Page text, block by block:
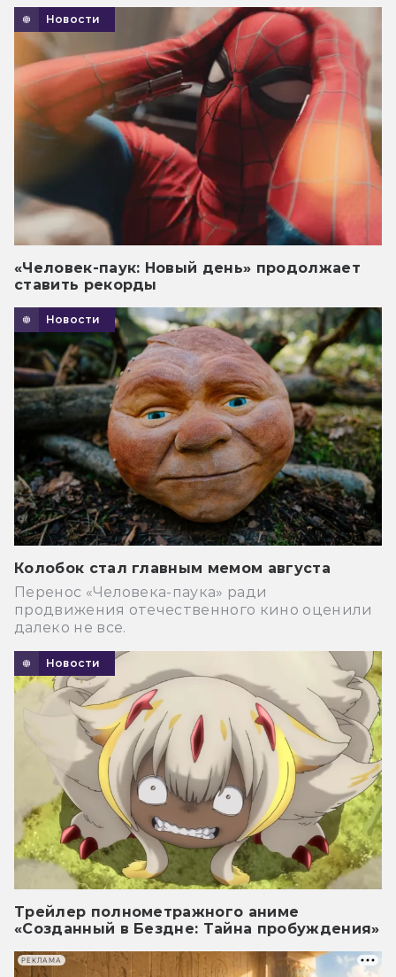
Новости
«Человек-паук: Новый день» продолжает
ставить рекорды
Новости
Колобок стал главным мемом августа
Перенос «Человека-паука» ради
продвижения отечественного кино оценили
далеко не все.
Новости
Трейлер полнометражного аниме
«Созданный в Бездне: Тайна пробуждения»
РЕКЛАМА